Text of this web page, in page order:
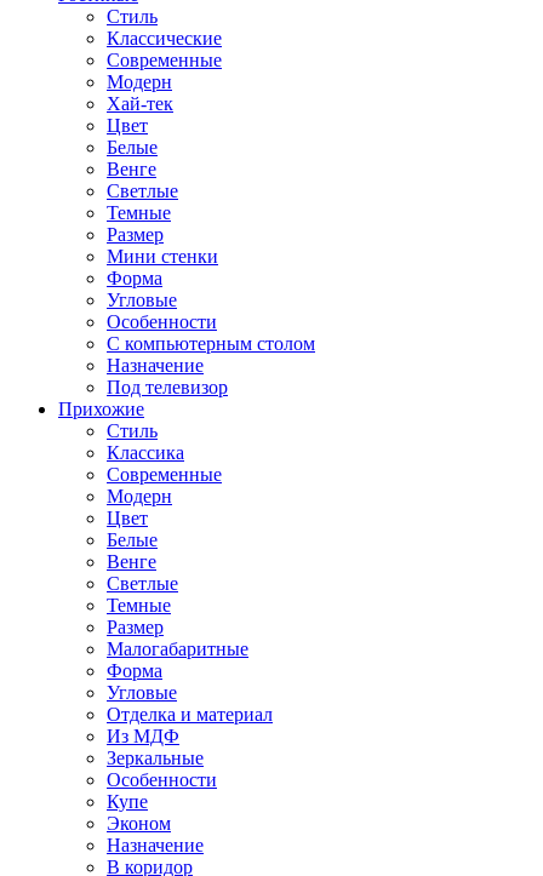
Стиль
Классические
Современные
Модерн
Хай-тек
Цвет
Белые
Венге
Светлые
Темные
Размер
Мини стенки
Форма
Угловые
Особенности
С компьютерным столом
Назначение
Под телевизор
Прихожие
Стиль
Классика
Современные
Модерн
Цвет
Белые
Венге
Светлые
Темные
Размер
Малогабаритные
Форма
Угловые
Отделка и материал
Из МДФ
Зеркальные
Особенности
Купе
Эконом
Назначение
В коридор